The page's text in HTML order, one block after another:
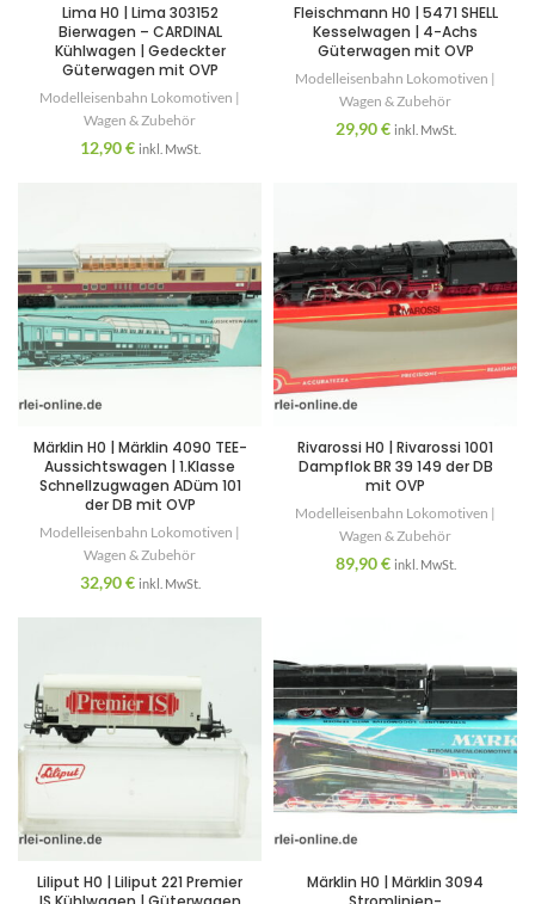
Lima H0 | Lima 303152
Bierwagen – CARDINAL
Kühlwagen | Gedeckter
Güterwagen mit OVP
Modelleisenbahn Lokomotiven |
Wagen & Zubehör
12,90€ inkl. MwSt.
Fleischmann H0 | 5471 SHELL
Kesselwagen | 4-Achs
Güterwagen mit OVP
Modelleisenbahn Lokomotiven |
Wagen & Zubehör
29,90€ inkl. MwSt.
Märklin H0 | Märklin 4090 TEE-
Aussichtswagen | 1.Klasse
Schnellzugwagen ADüm 101
der DB mit OVP
Modelleisenbahn Lokomotiven |
Wagen & Zubehör
32,90€ inkl. MwSt.
Rivarossi H0 | Rivarossi 1001
Dampflok BR 39 149 der DB
mit OVP
Modelleisenbahn Lokomotiven |
Wagen & Zubehör
89,90€ inkl. MwSt.
Liliput H0 | Liliput 221 Premier
Märklin H0 | Märklin 3094